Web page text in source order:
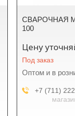
СВАРОЧНАЯ
100
Цену
Под заказ
Оптом и в
+7 (711)